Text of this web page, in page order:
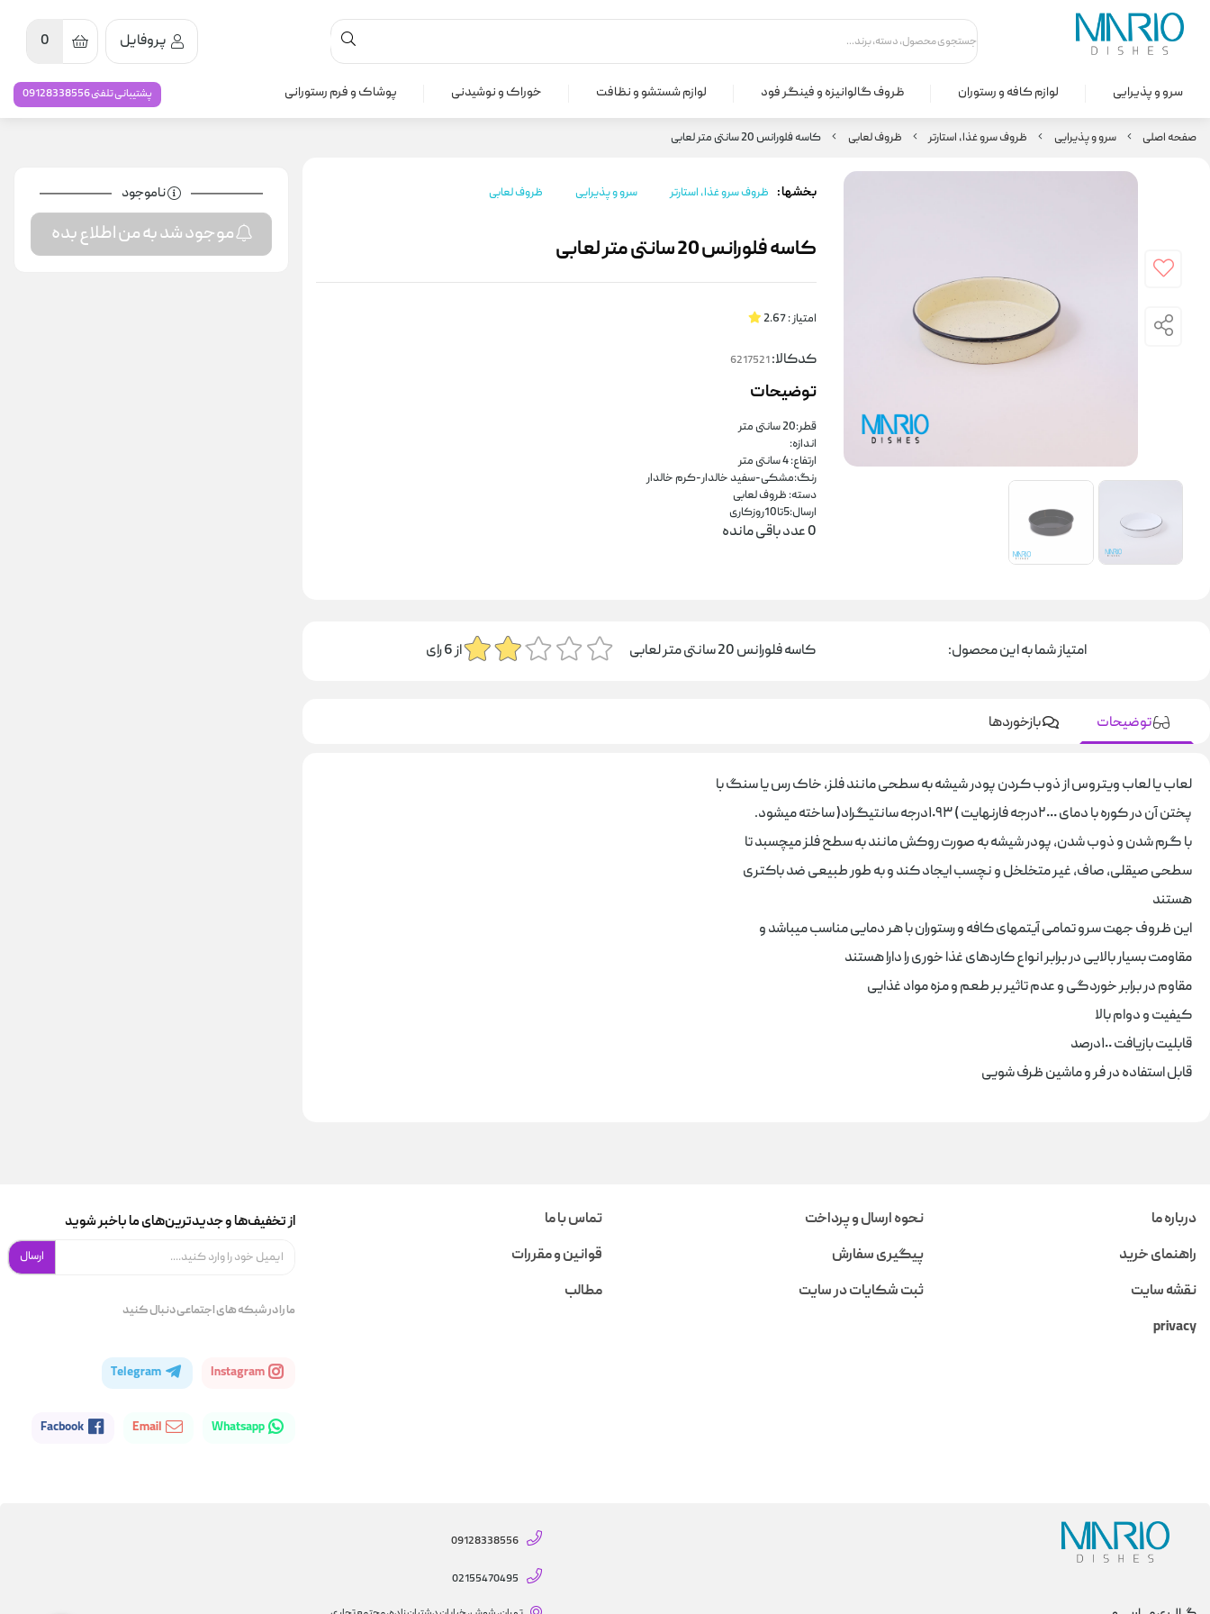
پروفایل 0
سرو و پذیرایی لوازم کافه و رستوران ظروف گالوانیزه و فینگر فود لوازم شستشو و نظافت خوراک و نوشیدنی پوشاک و فرم رستورانی پشتیبانی تلفنی 09128338556
صفحه اصلی سرو و پذیرایی ظروف سرو غذا، استارتر ظروف لعابی کاسه فلورانس 20 سانتی متر لعابی
بخشها : ظروف سرو غذا، استارتر سرو و پذیرایی ظروف لعابی
کاسه فلورانس 20 سانتی متر لعابی
امتیاز :2.67
کدکالا:
توضیحات
قطر:20 سانتی متر
اندازه:
ارتفاع: 4 سانتی متر
رنگ:مشکی-سفید خالدار-کرم خالدار
دسته: ظروف لعابی
ارسال:5تا10روزکاری
0عدد باقی مانده
امتیاز شما به این محصول: کاسه فلورانس 20 سانتی متر لعابی از6رای
توضیحات بازخوردها
لعاب يا لعاب ويتروس از ذوب کردن پودر شيشه به سطحی مانند فلز، خاک رس يا سنگ با
پختن آن در کوره با دمای ٢٠٠٠درجه فارنهايت ) ١٠٩٣درجه سانتيگراد( ساخته میشود.
با گرم شدن و ذوب شدن، پودر شيشه به صورت روکش مانند به سطح فلز میچسبد تا
سطحی صيقلی، صاف، غير متخلخل و نچسب ايجاد کند و به طور طبيعی ضد باکتری
هستند
اين ظروف جهت سرو تمامی آيتمهای کافه و رستوران با هر دمايی مناسب ميباشد و
مقاومت بسيار بالايی در برابر انواع کاردهای غذا خوری را دارا هستند
مقاوم در برابر خوردگی و عدم تاثير بر طعم و مزه مواد غذايی
کيفيت و دوام بالا
قابليت بازيافت ١٠٠درصد
قابل استفاده در فر و ماشين ظرف شويی
ناموجود
موجود شد به من اطلاع بده
درباره ما نحوه ارسال و پرداخت
تماس با ما
راهنمای خرید
پیگیری سفارش
قوانین و مقررات
نقشه سایت
ثبت شکایات در سایت
مطالب
privacy
از تخفیف‌ها و جدیدترین‌های ما باخبر شوید
ارسال
ما را در شبکه های اجتماعی دنبال کنید
Instagram
Whatsapp
09128338556
02155470495